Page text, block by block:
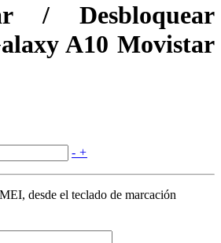
/ Desbloquear
A10 Movistar
- +
desde el teclado de marcación